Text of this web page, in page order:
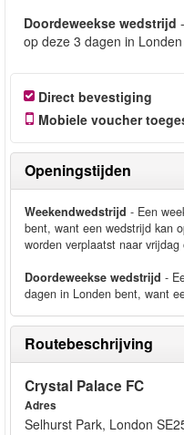
Doordeweekse wedstrijd
op deze 3 dagen in
Direct bevestiging
Mobiele voucher
Openingstijden
Weekendwedstrijd - Een
bent, want een wedstrijd kan
worden verplaatst naar
Doordeweekse wedstrijd -
dagen in Londen bent, want
Routebeschrijving
Crystal Palace FC
Adres
Selhurst Park, London